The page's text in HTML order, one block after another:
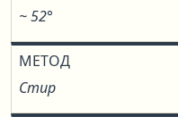
~ 52°
МЕТОД
Стир